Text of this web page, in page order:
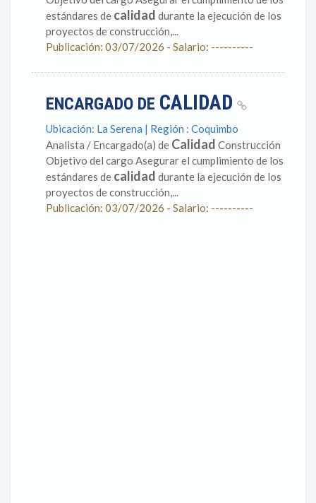
estándares de calidad durante la ejecución de los
proyectos de construcción,...
Publicación: 03/07/2026 - Salario: ----------
ENCARGADO DE CALIDAD
Ubicación: La Serena | Región : Coquimbo
Analista / Encargado(a) de Calidad Construcción
Objetivo del cargo Asegurar el cumplimiento de los
estándares de calidad durante la ejecución de los
proyectos de construcción,...
Publicación: 03/07/2026 - Salario: ----------